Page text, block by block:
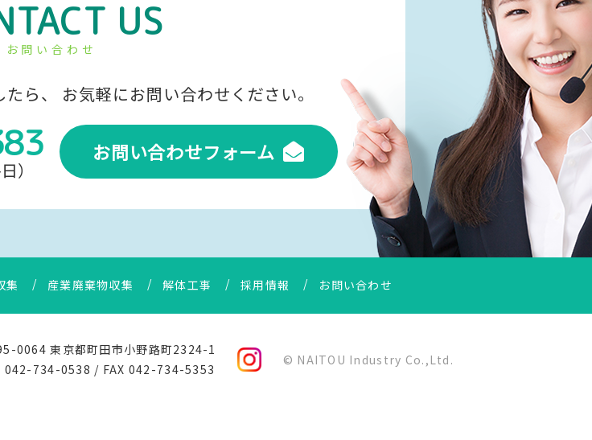
US
お問い合わせ
ら、 お気軽にお問い合わせください。
）
お問い合わせフォーム
集 産業廃棄物収集 解体工事 採用情報 お問い合わせ
0064 東京都町田市小野路町2324-1
042-734-0538 / FAX 042-734-5353
© NAITOU Industry Co.,Ltd.